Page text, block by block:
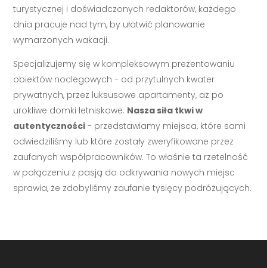
turystycznej i doświadczonych redaktorów, każdego
dnia pracuje nad tym, by ułatwić planowanie
wymarzonych wakacji.
Specjalizujemy się w kompleksowym prezentowaniu
obiektów noclegowych - od przytulnych kwater
prywatnych, przez luksusowe apartamenty, aż po
urokliwe domki letniskowe. Nasza siła tkwi w
autentyczności - przedstawiamy miejsca, które sami
odwiedziliśmy lub które zostały zweryfikowane przez
zaufanych współpracowników. To właśnie ta rzetelność
w połączeniu z pasją do odkrywania nowych miejsc
sprawia, że zdobyliśmy zaufanie tysięcy podróżujących.